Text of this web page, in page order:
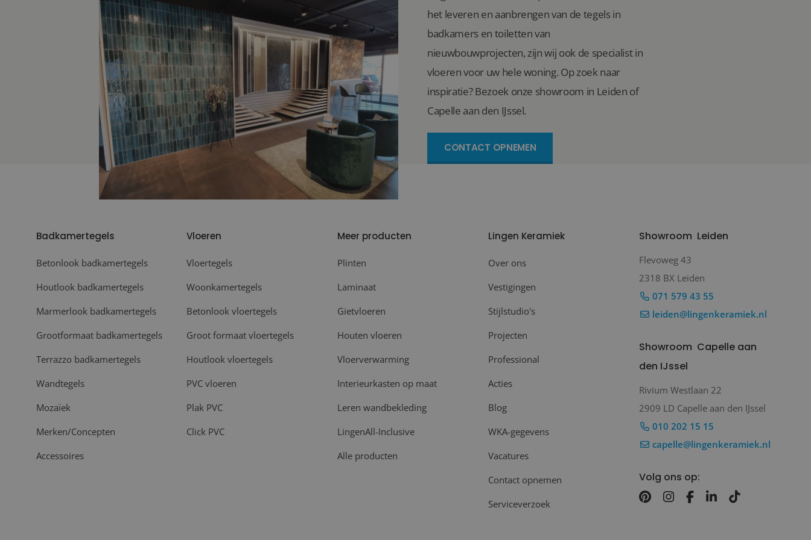
het leveren en aanbrengen van de tegels in
badkamers en toiletten van
nieuwbouwprojecten, zijn wij ook de specialist in
vloeren voor uw hele woning. Op zoek naar
inspiratie? Bezoek onze showroom in Leiden of
Capelle aan den IJssel.
CONTACT OPNEMEN
Badkamertegels
Betonlook badkamertegels
Houtlook badkamertegels
Marmerlook badkamertegels
Grootformaat badkamertegels
Terrazzo badkamertegels
Wandtegels
Mozaïek
Merken/Concepten
Accessoires
Vloeren
Vloertegels
Woonkamertegels
Betonlook vloertegels
Groot formaat vloertegels
Houtlook vloertegels
PVC vloeren
Plak PVC
Click PVC
Meer producten
Plinten
Laminaat
Gietvloeren
Houten vloeren
Vloerverwarming
Interieurkasten op maat
Leren wandbekleding
LingenAll-Inclusive
Alle producten
Lingen Keramiek
Over ons
Vestigingen
Stijlstudio's
Projecten
Professional
Acties
Blog
WKA-gegevens
Vacatures
Contact opnemen
Serviceverzoek
Showroom Leiden
Flevoweg 43
2318 BX Leiden
071 579 43 55
leiden@lingenkeramiek.nl
Showroom Capelle aan
den IJssel
Rivium Westlaan 22
2909 LD Capelle aan den IJssel
010 202 15 15
capelle@lingenkeramiek.nl
Volg ons op: